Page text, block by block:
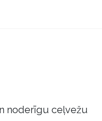
noderīgu ceļvežu